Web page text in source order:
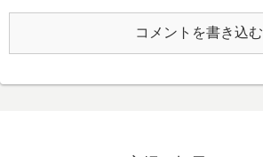
コメントを書き込む